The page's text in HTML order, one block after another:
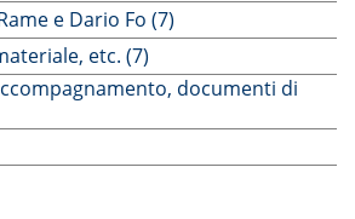
e Dario Fo (7)
etc. (7)
documenti di